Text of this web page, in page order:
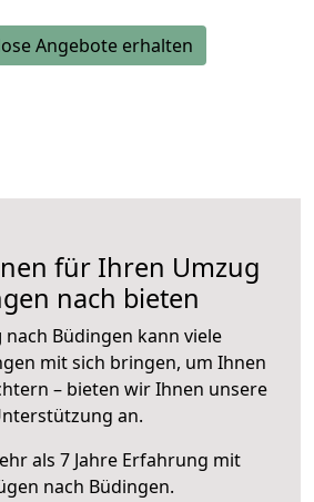
Angebote erhalten
für Ihren Umzug
nach bieten
nach Büdingen kann viele
mit sich bringen, um Ihnen
– bieten wir Ihnen unsere
an.
als 7 Jahre Erfahrung mit
nach Büdingen.